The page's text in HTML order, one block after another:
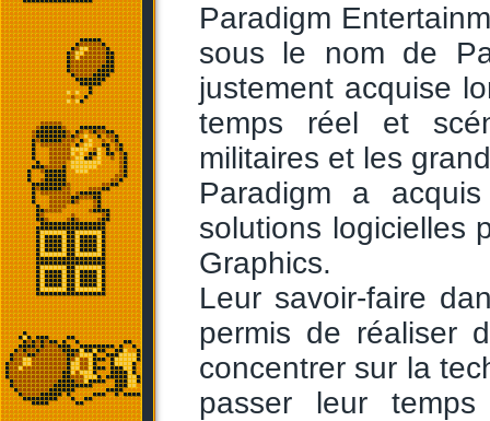
Paradigm
sous le nom de
justement acquise
temps réel et
militaires et les
Paradigm a
solutions logicielles
Graphics.
Leur savoir-faire
permis de réaliser
concentrer sur la
passer leur